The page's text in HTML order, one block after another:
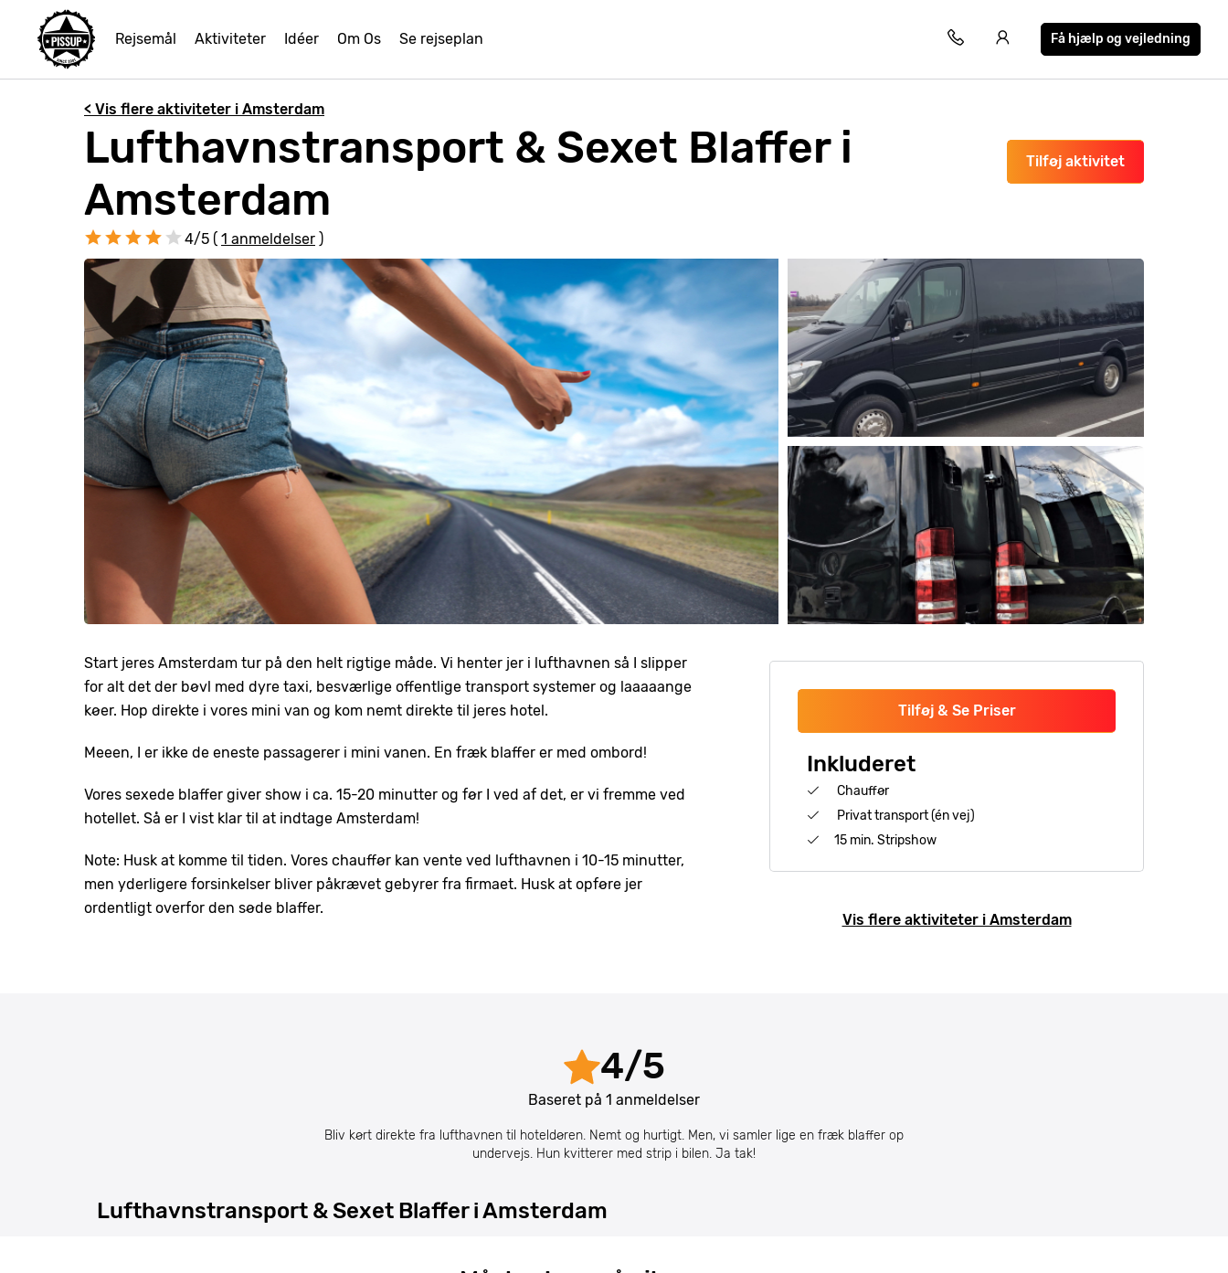
Rejsemål Aktiviteter Idéer Om Os Se rejseplan Få hjælp og vejledning
< Vis flere aktiviteter i Amsterdam
Tilføj aktivitet
Lufthavnstransport & Sexet Blaffer i
Amsterdam
4/5 ( 1 anmeldelser )
Tilføj & Se Priser
Inkluderet
Chauffør
Privat transport (én vej)
15 min. Stripshow
Vis flere aktiviteter i Amsterdam
Start jeres Amsterdam tur på den helt rigtige måde. Vi henter jer i lufthavnen så I slipper
for alt det der bøvl med dyre taxi, besværlige offentlige transport systemer og laaaaange
køer. Hop direkte i vores mini van og kom nemt direkte til jeres hotel.
Meeen, I er ikke de eneste passagerer i mini vanen. En fræk blaffer er med ombord!
Vores sexede blaffer giver show i ca. 15-20 minutter og før I ved af det, er vi fremme ved
hotellet. Så er I vist klar til at indtage Amsterdam!
Note: Husk at komme til tiden. Vores chauffør kan vente ved lufthavnen i 10-15 minutter,
men yderligere forsinkelser bliver påkrævet gebyrer fra firmaet. Husk at opføre jer
ordentligt overfor den søde blaffer.
4/5
Baseret på 1 anmeldelser
Bliv kørt direkte fra lufthavnen til hoteldøren. Nemt og hurtigt. Men, vi samler lige en fræk blaffer op
undervejs. Hun kvitterer med strip i bilen. Ja tak!
Lufthavnstransport & Sexet Blaffer i Amsterdam